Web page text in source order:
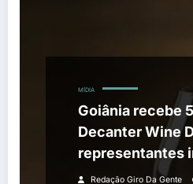
MÍDIA
Goiânia recebe
Decanter Wine
representantes
Redação Giro Da Gente